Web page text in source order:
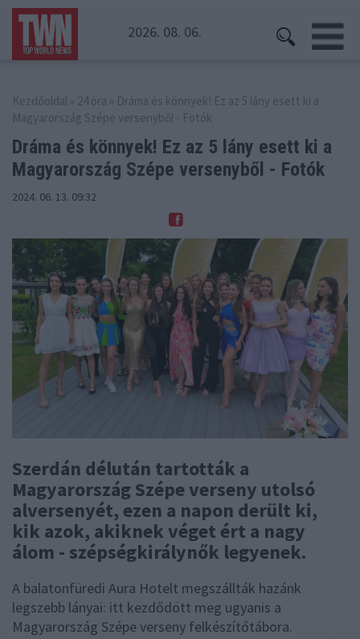
2026. 08. 06.
Kezdőoldal » 24 óra » Dráma és könnyek! Ez az 5 lány esett ki a
Magyarország Szépe versenyből - Fotók
Dráma és könnyek! Ez az 5 lány esett ki a
Magyarország Szépe versenyből - Fotók
2024. 06. 13. 09:32
Szerdán délután tartották a
Magyarország Szépe verseny utolsó
alversenyét, ezen a napon derült ki,
kik azok, akiknek véget ért a nagy
álom - szépségkirálynők legyenek.
A balatonfüredi Aura Hotelt megszállták hazánk
legszebb lányai: itt kezdődött meg ugyanis a
Magyarország Szépe verseny felkészítőtábora.